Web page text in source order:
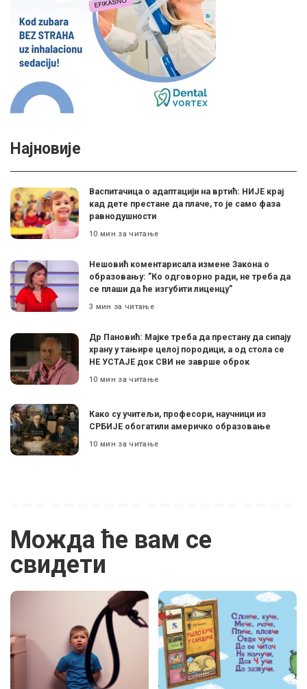
Најновије
Васпитачица о адаптацији на вртић: НИЈЕ крај
кад дете престане да плаче, то је само фаза
равнодушности
10 мин за читање
Нешовић коментарисала измене Закона о
образовању: ”Ко одговорно ради, не треба да
се плаши да ће изгубити лиценцу”
3 мин за читање
Др Пановић: Мајке треба да престану да сипају
храну у тањире целој породици, а од стола се
НЕ УСТАЈЕ док СВИ не заврше оброк
10 мин за читање
Како су учитељи, професори, научници из
СРБИЈЕ обогатили америчко образовање
10 мин за читање
Можда ће вам се
свидети